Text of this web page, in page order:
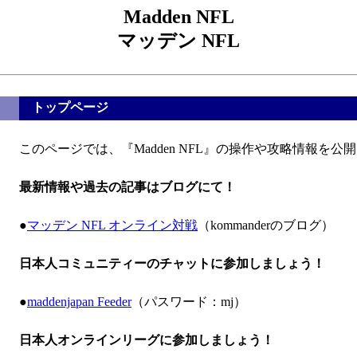
Madden NFL
マッデン NFL
トップページ
このページでは、『Madden NFL』の操作や攻略情報を公開
最新情報や過去の記事はブログにて！
●マッデン NFL オンライン対戦 （kommanderのブログ）
日本人コミュニティーのチャットに参加しましょう！
●maddenjapan Feeder（パスワード：mj）
日本人オンラインリーグに参加しましょう！